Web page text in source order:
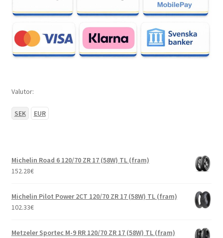
Valutor:
SEK EUR
Michelin Road 6 120/70 ZR 17 (58W) TL (fram)
152.28€
Michelin Pilot Power 2CT 120/70 ZR 17 (58W) TL (fram)
102.33€
Metzeler Sportec M-9 RR 120/70 ZR 17 (58W) TL (fram)